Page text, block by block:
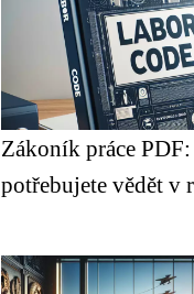
Zákoník práce PDF:
potřebujete vědět v